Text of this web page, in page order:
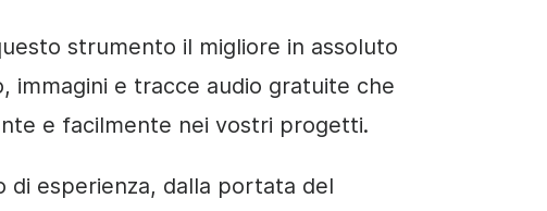
strumento il migliore in assoluto
immagini e tracce audio gratuite che
e facilmente nei vostri progetti.
esperienza, dalla portata del